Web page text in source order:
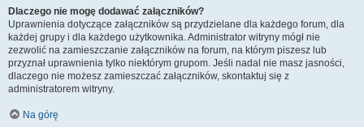
Dlaczego nie mogę dodawać załączników?
Uprawnienia dotyczące załączników są przydzielane dla każdego forum, dla
każdej grupy i dla każdego użytkownika. Administrator witryny mógł nie
zezwolić na zamieszczanie załączników na forum, na którym piszesz lub
przyznał uprawnienia tylko niektórym grupom. Jeśli nadal nie masz jasności,
dlaczego nie możesz zamieszczać załączników, skontaktuj się z
administratorem witryny.
Na górę